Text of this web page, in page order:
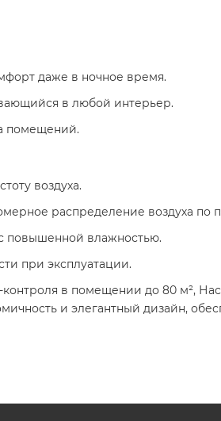
даже в ночное время.
в любой интерьер.
помещений.
воздуха.
распределение воздуха по
повышенной влажностью.
при эксплуатации.
в помещении до 80 м²,
и элегантный дизайн,